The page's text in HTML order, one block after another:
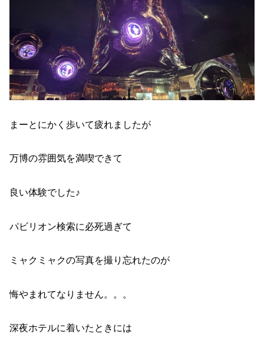
まーとにかく歩いて疲れましたが
万博の雰囲気を満喫できて
良い体験でした♪
パビリオン検索に必死過ぎて
ミャクミャクの写真を撮り忘れたのが
悔やまれてなりません。。。
深夜ホテルに着いたときには